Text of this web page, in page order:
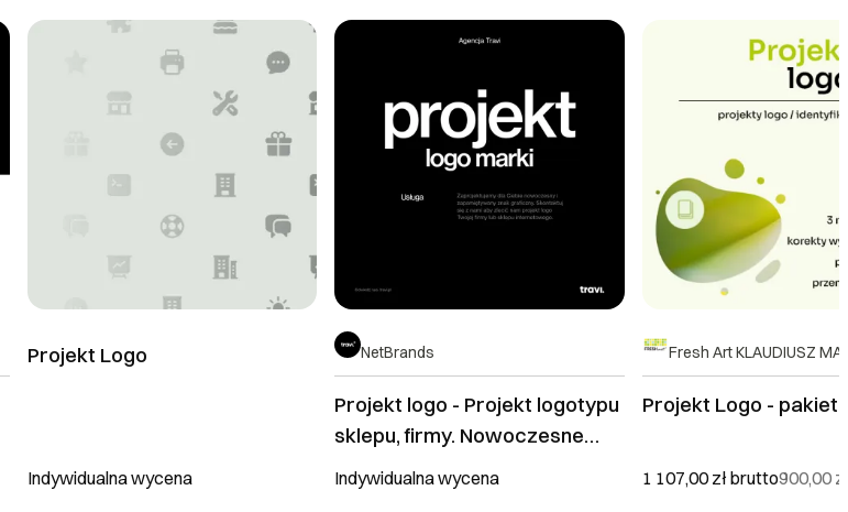
Projekt Logo
Indywidualna wycena
NetBrands
Projekt logo - Projekt logotypu
sklepu, firmy. Nowoczesne
logo, znak graficzny, branding
dla biznesu lub marki
Indywidualna wycena
Fresh Art KLAUDIUSZ
Projekt Logo - pakiet
1 107,00 zł brutto900,00